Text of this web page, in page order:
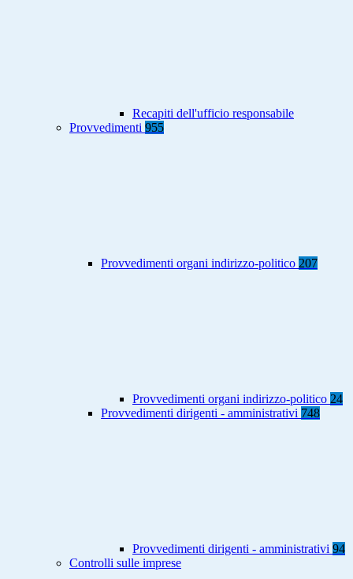
Recapiti dell'ufficio responsabile
Provvedimenti 955
Provvedimenti organi indirizzo-politico 207
Provvedimenti organi indirizzo-politico 24
Provvedimenti dirigenti - amministrativi 748
Provvedimenti dirigenti - amministrativi 94
Controlli sulle imprese